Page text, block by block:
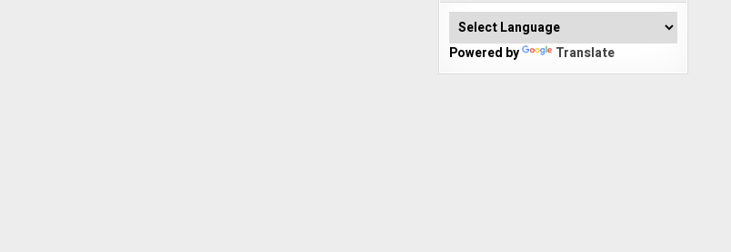
Powered by Translate